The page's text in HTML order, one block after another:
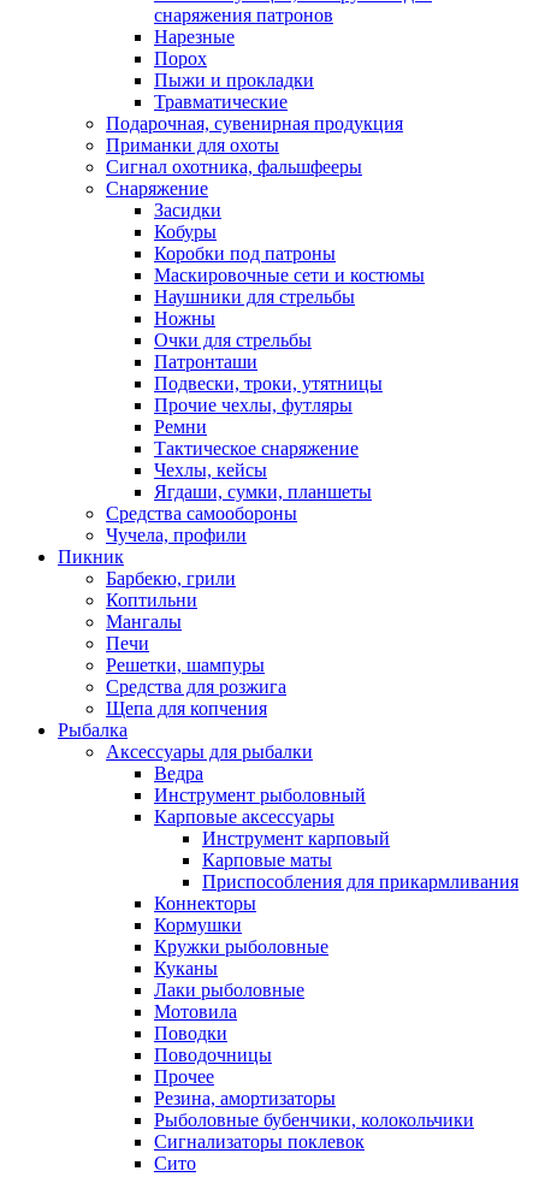
снаряжения патронов
Нарезные
Порох
Пыжи и прокладки
Травматические
Подарочная, сувенирная продукция
Приманки для охоты
Сигнал охотника, фальшфееры
Снаряжение
Засидки
Кобуры
Коробки под патроны
Маскировочные сети и костюмы
Наушники для стрельбы
Ножны
Очки для стрельбы
Патронташи
Подвески, троки, утятницы
Прочие чехлы, футляры
Ремни
Тактическое снаряжение
Чехлы, кейсы
Ягдаши, сумки, планшеты
Средства самообороны
Чучела, профили
Пикник
Барбекю, грили
Коптильни
Мангалы
Печи
Решетки, шампуры
Средства для розжига
Щепа для копчения
Рыбалка
Аксессуары для рыбалки
Ведра
Инструмент рыболовный
Карповые аксессуары
Инструмент карповый
Карповые маты
Приспособления для прикармливания
Коннекторы
Кормушки
Кружки рыболовные
Куканы
Лаки рыболовные
Мотовила
Поводки
Поводочницы
Прочее
Резина, амортизаторы
Рыболовные бубенчики, колокольчики
Сигнализаторы поклевок
Сито